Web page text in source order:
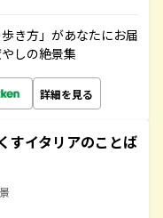
き方」があなたにお届
しの絶景集
詳細を見る
すイタリアのことば